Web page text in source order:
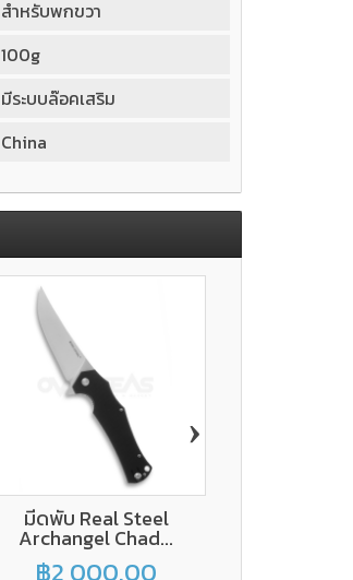
สำหรับพกขวา
100g
มีระบบล๊อคเสริม
China
มีดพับ Real Steel
Archangel Chad...
›